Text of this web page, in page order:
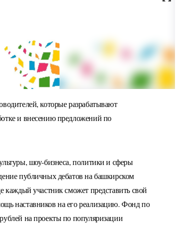
которые разрабатывают
и внесению предложений по
шоу-бизнеса, политики и сферы
публичных дебатов на башкирском
каждый участник сможет представить свой
наставников на его реализацию. Фонд по
на проекты по популяризации